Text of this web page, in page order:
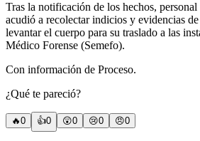
Tras la notificación de los hechos,
acudió a recolectar indicios y evidencias
levantar el cuerpo para su traslado a las
Médico Forense (Semefo).
Con información de Proceso.
¿Qué te pareció?
🔥0 👍0 😲0 😢0 😠0